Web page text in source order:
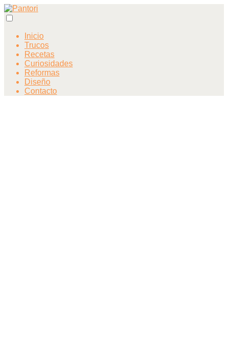
Inicio
Trucos
Recetas
Curiosidades
Reformas
Diseño
Contacto